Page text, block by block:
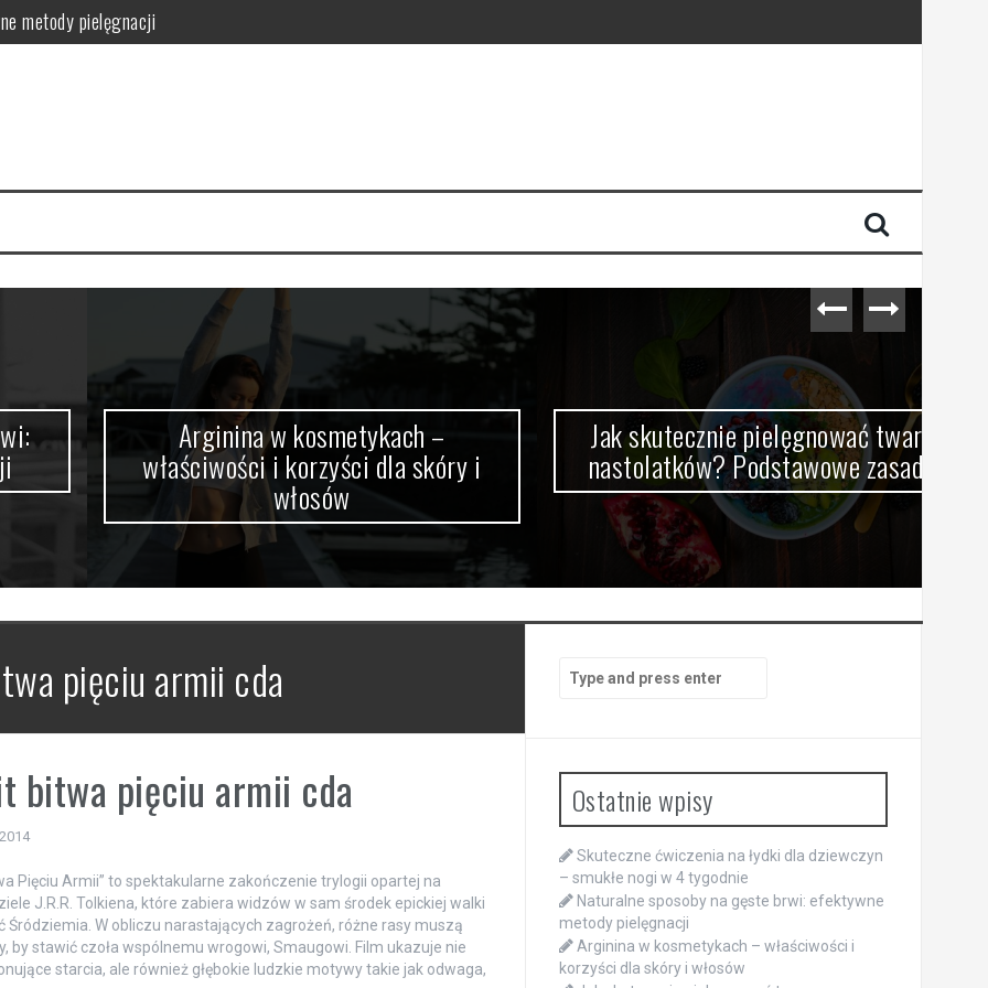
metody pielęgnacji
Podstawowe zasady
i przepisy DIY
– smukłe nogi w 4 tygodnie
Arginina w kosmetykach –
właściwości i korzyści dla skóry i
włosów
Jak skutecznie pielęgnować twarz
nastolatków? Podstawowe zasady
pięciu armii cda
bitwa pięciu armii cda
Pięciu Armii” to spektakularne zakończenie trylogii opartej na
J.R.R. Tolkiena, które zabiera widzów w sam środek epickiej walki
Śródziemia. W obliczu narastających zagrożeń, różne rasy muszą
by stawić czoła wspólnemu wrogowi, Smaugowi. Film ukazuje nie
starcia, ale również głębokie ludzkie motywy takie jak odwaga,
for:
Ostatnie wpisy
Skuteczne ćwiczenia na łydki dla dziewczyn
– smukłe nogi w 4 tygodnie
Naturalne sposoby na gęste brwi: efektywne
metody pielęgnacji
Arginina w kosmetykach – właściwości i
korzyści dla skóry i włosów